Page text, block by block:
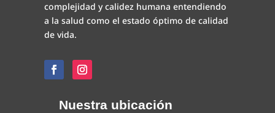
complejidad y calidez humana entendiendo
a la salud como el estado óptimo de calidad
de vida.
Nuestra ubicación